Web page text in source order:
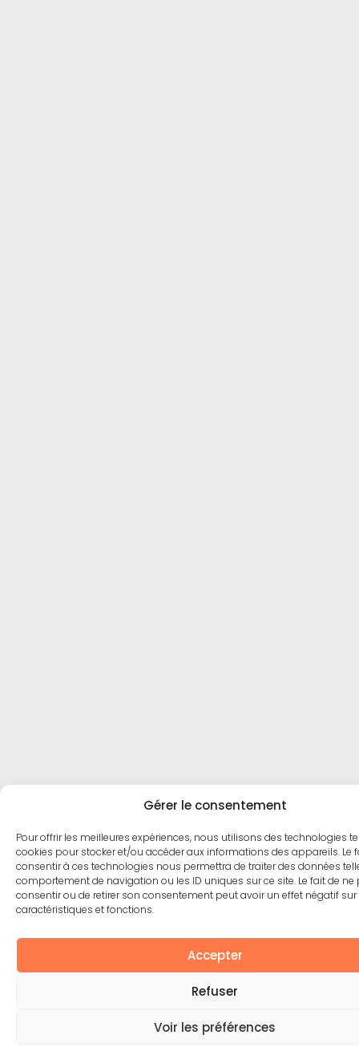
Gérer le consentement
Pour offrir les meilleures expériences, nous utilisons des technologies
cookies pour stocker et/ou accéder aux informations des appareils. Le
consentir à ces technologies nous permettra de traiter des données
comportement de navigation ou les ID uniques sur ce site. Le fait de ne
consentir ou de retirer son consentement peut avoir un effet négatif
caractéristiques et fonctions.
Accepter
Refuser
Voir les préférences